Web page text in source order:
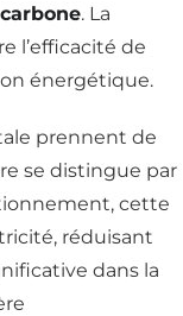
. La
l’efficacité de
énergétique.
prennent de
se distingue par
cette
réduisant
dans la